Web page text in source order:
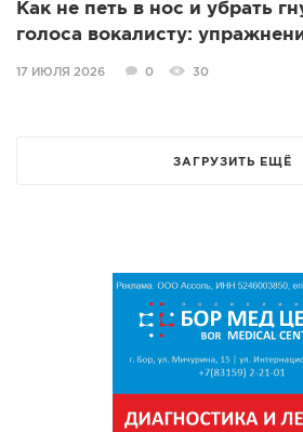
Как не петь в нос и убрать
голоса вокалисту:
17 ИЮЛЯ 2026 0 30
ЗАГРУЗИТЬ ЕЩЁ